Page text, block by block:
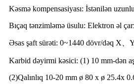
Kəsmə kompensasiyası: İstənilən
Bıçaq tənzimləmə üsulu: Elektron əl
Əsas şaft sürəti: 0~1440 dövr/dəq X、
Karbid dəyirmi kəsici: (1) 10 mm-dən
(2)Qalınlıq 10-20 mm ø 80 x ø 25.4x